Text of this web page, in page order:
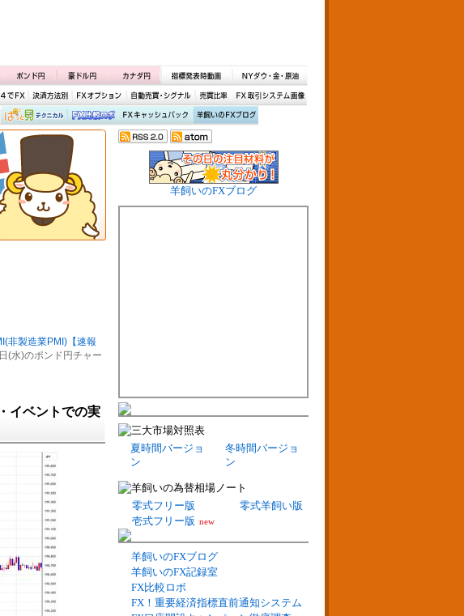
非製造業PMI)【速報
(水)のポンド円チャー
イベントでの実
羊飼いのFXブログ
夏時間バージョ
ン
冬時間バージョ
ン
零式フリー版
零式羊飼い版
壱式フリー版 new
羊飼いのFXブログ
羊飼いのFX記録室
FX比較ロボ
FX！重要経済指標直前通知システム